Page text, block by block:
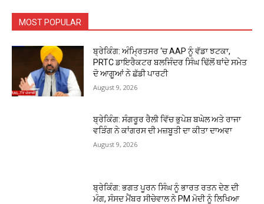
MOST POPULAR
ਬ੍ਰੇਕਿੰਗ: ਅੰਮ੍ਰਿਤਸਰ ‘ਚ AAP ਨੂੰ ਵੱਡਾ ਝਟਕਾ,
PRTC ਡਾਇਰੈਕਟਰ ਬਲਜਿੰਦਰ ਸਿੰਘ ਢਿੱਲੋਂ ਥਾਂਦੇ ਸਮੇਤ
ਦੋ ਆਗੂਆਂ ਨੇ ਛੱਡੀ ਪਾਰਟੀ
August 9, 2026
ਬ੍ਰੇਕਿੰਗ: ਸੰਗਰੂਰ ਰੈਲੀ ਵਿੱਚ ਭੁਪੇਸ਼ ਬਘੇਲ ਅਤੇ ਰਾਜਾ
ਵੜਿੰਗ ਨੇ ਕਾਂਗਰਸ ਦੀ ਮਜ਼ਬੂਤੀ ਦਾ ਕੀਤਾ ਦਾਅਵਾ
August 9, 2026
ਬ੍ਰੇਕਿੰਗ: ਭਗਤ ਪੂਰਨ ਸਿੰਘ ਨੂੰ ਭਾਰਤ ਰਤਨ ਦੇਣ ਦੀ
ਮੰਗ, ਸੰਸਦ ਮੈਂਬਰ ਸੀਚੇਵਾਲ ਨੇ PM ਮੋਦੀ ਨੂੰ ਲਿਖਿਆ